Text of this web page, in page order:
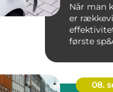
Når man
er
første
08.